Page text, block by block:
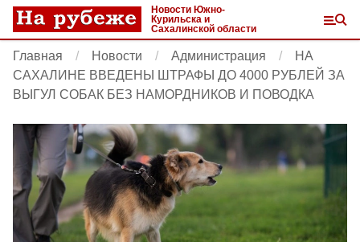
Новости Южно-
Курильска и
Сахалинской области
Главная Новости Администрация
НА
САХАЛИНЕ ВВЕДЕНЫ ШТРАФЫ ДО 4000 РУБЛЕЙ ЗА
ВЫГУЛ СОБАК БЕЗ НАМОРДНИКОВ И ПОВОДКА